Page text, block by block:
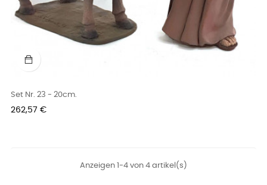
Set Nr. 23 - 20cm.
Preis
262,57 €
Anzeigen 1-4 von 4 artikel(s)